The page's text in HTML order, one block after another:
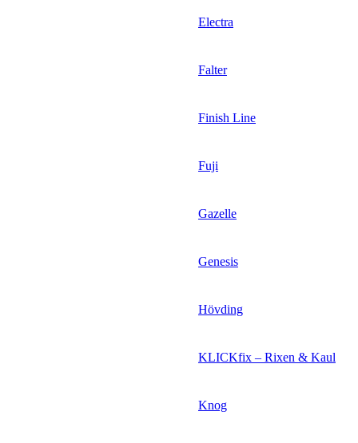
Electra
Falter
Finish Line
Fuji
Gazelle
Genesis
Hövding
KLICKfix – Rixen & Kaul
Knog